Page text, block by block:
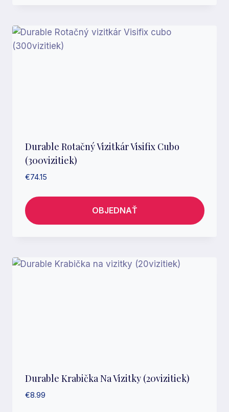
Durable Rotačný Vizitkár Visifix Cubo
(300vizitiek)
€74.15
OBJEDNAŤ
Durable Krabička Na Vizitky (20vizitiek)
€8.99